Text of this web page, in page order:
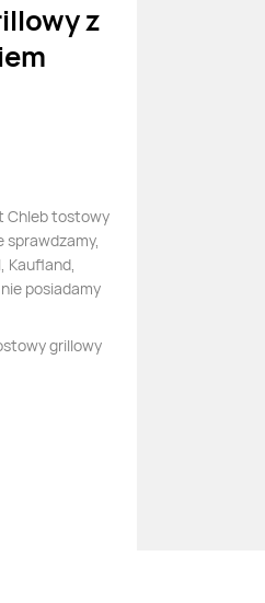
z
Chleb tostowy
sprawdzamy,
Kaufland,
posiadamy
grillowy